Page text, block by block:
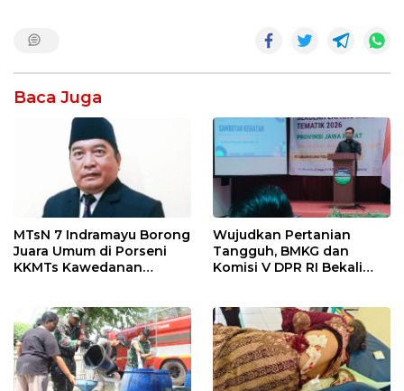
Baca Juga
MTsN 7 Indramayu Borong
Juara Umum di Porseni
KKMTs Kawedanan
Wujudkan Pertanian
Tangguh, BMKG dan
Komisi V DPR RI Bekali